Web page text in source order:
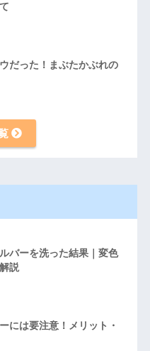
だった！まぶたかぶれの
バーを洗った結果｜変色
説
には要注意！メリット・